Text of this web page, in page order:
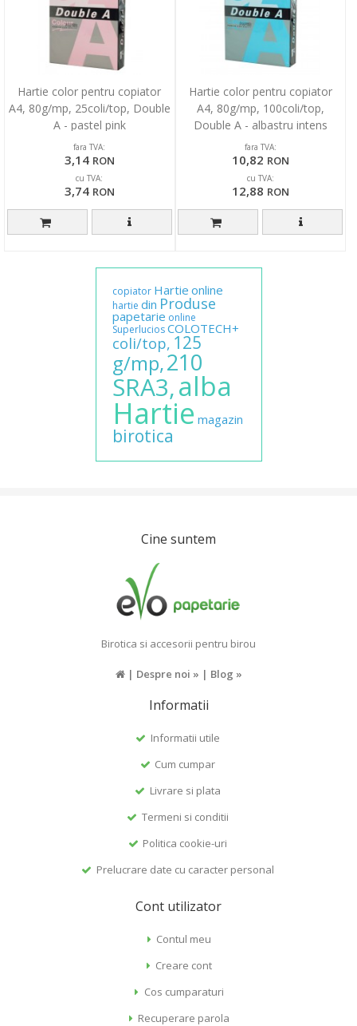
Hartie color pentru copiator
A4, 80g/mp, 25coli/top, Double
A - pastel pink
fara TVA:
3,14 RON
cu TVA:
3,74 RON
Hartie color pentru copiator
A4, 80g/mp, 100coli/top,
Double A - albastru intens
fara TVA:
10,82 RON
cu TVA:
12,88 RON
copiator Hartie online
hartie din Produse
papetarie online
Superlucios COLOTECH+
coli/top, 125
g/mp,210
SRA3,alba
Hartie magazin
birotica
Cine suntem
Birotica si accesorii pentru birou
| Despre noi » | Blog »
Informatii
Informatii utile
Cum cumpar
Livrare si plata
Termeni si conditii
Politica cookie-uri
Prelucrare date cu caracter personal
Cont utilizator
Contul meu
Creare cont
Cos cumparaturi
Recuperare parola